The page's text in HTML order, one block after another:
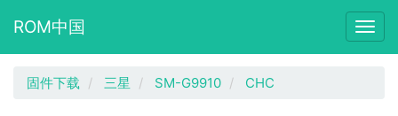
ROM中国
固件下载 三星 SM-G9910 CHC